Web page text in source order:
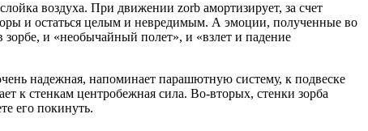
воздуха. При движении zorb амортизирует, за счет
и остаться целым и невредимым. А эмоции, полученные во
и «необычайный полет», и «взлет и падение
надежная, напоминает парашютную систему, к подвеске
к стенкам центробежная сила. Во-вторых, стенки зорба
его покинуть.